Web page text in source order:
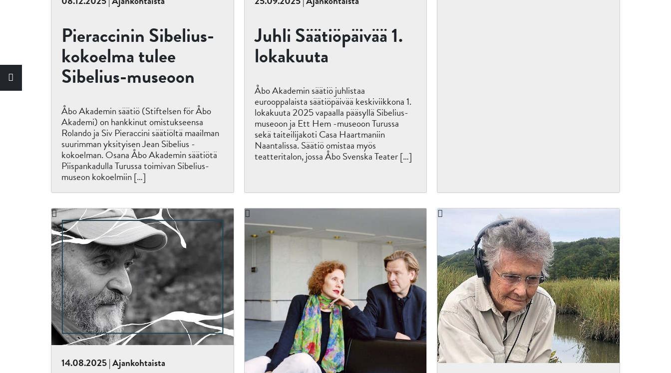
Pieraccinin Sibelius-
kokoelma tulee
Sibelius-museoon
Åbo Akademin säätiö (Stiftelsen för Åbo
Akademi) on hankkinut omistukseensa
Rolando ja Siv Pieraccini säätiöltä maailman
suurimman yksityisen Jean Sibelius -
kokoelman. Osana Åbo Akademin säätiötä
Piispankadulla Turussa toimivan Sibelius-
museon kokoelmiin […]
Juhli Säätiöpäivää 1.
lokakuuta
Åbo Akademin säätiö juhlistaa
eurooppalaista säätiöpäivää keskiviikkona 1.
lokakuuta 2025 vapaalla pääsyllä Sibelius-
museoon ja Ett Hem -museoon Turussa
sekä taiteilijakoti Casa Haartmaniin
Naantalissa. Säätiö omistaa myös
teatteritalon, jossa Åbo Svenska Teater […]
14.08.2025 | Ajankohtaista